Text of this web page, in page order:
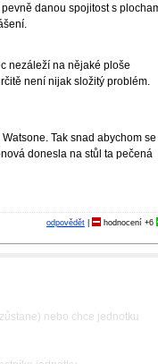
danou spojitost s
nezáleží na nějaké ploše
není nijak složitý problém.
Tak snad abychom se
donesla na stůl ta pečená
odpovědět| hodnocení +6
nebo chce jednotku